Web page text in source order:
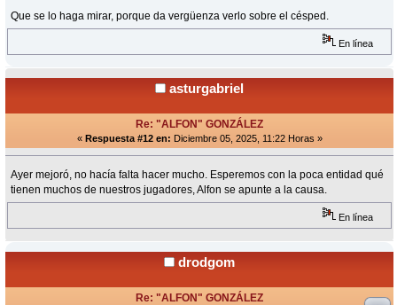
Que se lo haga mirar, porque da vergüenza verlo sobre el césped.
En línea
asturgabriel
Re: "ALFON" GONZÁLEZ
« Respuesta #12 en: Diciembre 05, 2025, 11:22 Horas »
Ayer mejoró, no hacía falta hacer mucho. Esperemos con la poca entidad qué
tienen muchos de nuestros jugadores, Alfon se apunte a la causa.
En línea
drodgom
Re: "ALFON" GONZÁLEZ